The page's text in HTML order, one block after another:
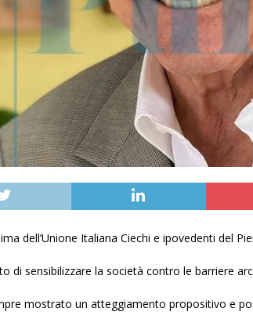
dell’Unione Italiana Ciechi e ipovedenti del
di sensibilizzare la società contro le barriere
mostrato un atteggiamento propositivo e